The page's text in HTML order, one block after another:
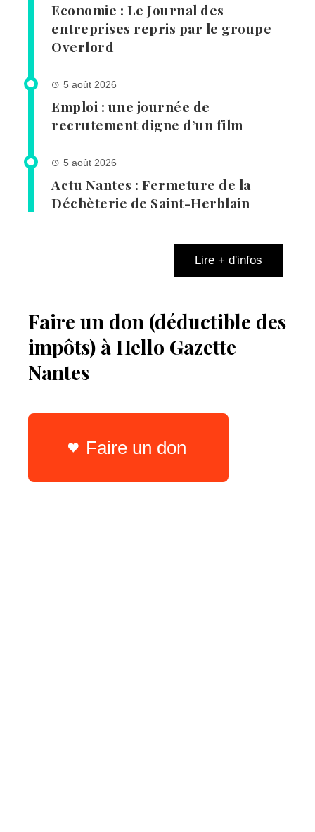
Economie : Le Journal des
entreprises repris par le groupe
Overlord
5 août 2026
Emploi : une journée de
recrutement digne d’un film
5 août 2026
Actu Nantes : Fermeture de la
Déchèterie de Saint-Herblain
Lire + d'infos
Faire un don (déductible des
impôts) à Hello Gazette
Nantes
Faire un don